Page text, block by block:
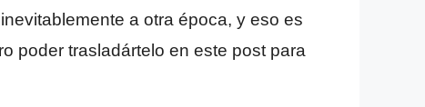
a otra época, y eso es
poder trasladártelo en este post para